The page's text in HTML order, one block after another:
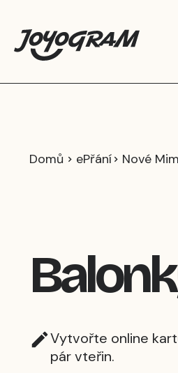
Domů ePřání Nové
Vytvořte online
pár vteřin.